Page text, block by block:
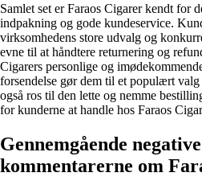
Samlet set er Faraos Cigarer kendt for
indpakning og gode kundeservice.
virksomhedens store udvalg og
evne til at håndtere returnering og
Cigarers personlige og
forsendelse gør dem til et populært
også ros til den lette og nemme
for kunderne at handle hos Faraos
Gennemgående
kommentarerne om